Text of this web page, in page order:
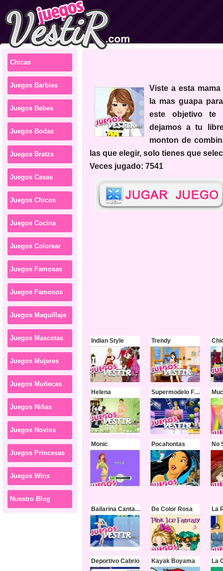
Chicas
Juegos Barbies
Juegos Bebes
Juegos Bodas
Juegos Bratzs
Juegos Casas
Juegos Chicos
Juegos Cocina
Juegos Colorear
Juegos Famosas
Juegos Famosos
Juegos Maquillaje
Juegos Mascotas
Juegos Mujeres
Juegos Muñecas
Juegos Niñas
Juegos Novios
Juegos Princesas
Juegos Winx
Nuestro Blog
viste a esta mama para que sea
la mas guapa
este objetivo te
dejamos a tu
monton de
las que elegir, solo tienes que
Veces jugado: 7541
Indian Style Trendy
Helena Supermodelo Fashion
Monic Pocahontas
Bailarina Cantarina De Color Rosa La
Deportivo Cabrio Kayak Boyama